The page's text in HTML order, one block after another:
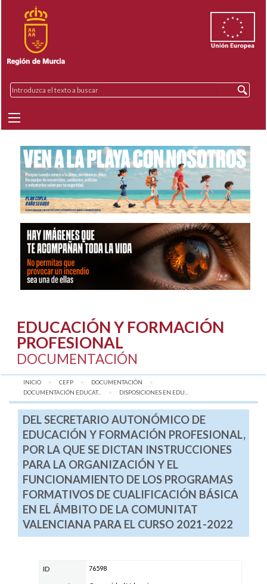
EDUCACIÓN Y FORMACIÓN
PROFESIONAL
DOCUMENTACIÓN
INICIO CEFP
DOCUMENTACIÓN
DOCUMENTACIÓN EDUCAT...
AQUÍ:
DISPOSICIONES EN EDU...
DEL SECRETARIO AUTONÓMICO DE
EDUCACIÓN Y FORMACIÓN PROFESIONAL,
POR LA QUE SE DICTAN INSTRUCCIONES
PARA LA ORGANIZACIÓN Y EL
FUNCIONAMIENTO DE LOS PROGRAMAS
FORMATIVOS DE CUALIFICACIÓN BÁSICA
EN EL ÁMBITO DE LA COMUNITAT
VALENCIANA PARA EL CURSO 2021-2022
ID 76598